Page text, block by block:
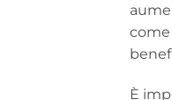
come
È